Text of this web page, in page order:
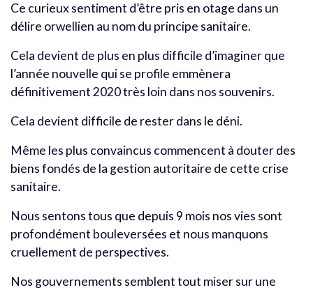
Ce curieux sentiment d’être pris en otage dans un
délire orwellien au nom du principe sanitaire.
Cela devient de plus en plus difficile d’imaginer que
l’année nouvelle qui se profile emmènera
définitivement 2020 très loin dans nos souvenirs.
Cela devient difficile de rester dans le déni.
Même les plus convaincus commencent à douter des
biens fondés de la gestion autoritaire de cette crise
sanitaire.
Nous sentons tous que depuis 9 mois nos vies sont
profondément bouleversées et nous manquons
cruellement de perspectives.
Nos gouvernements semblent tout miser sur une